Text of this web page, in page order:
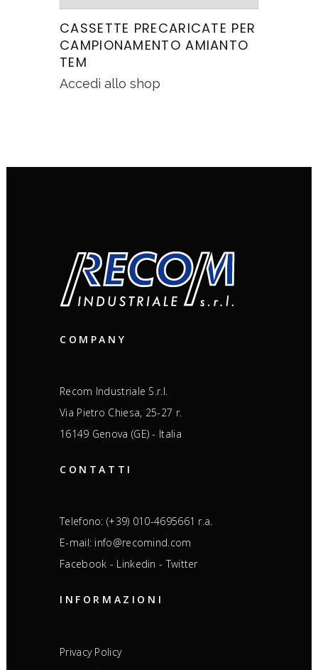
CASSETTE PRECARICATE PER
CAMPIONAMENTO AMIANTO
TEM
Accedi allo shop
COMPANY
Recom Industriale S.r.l.
Via Pietro Chiesa, 25-27 r.
16149 Genova (GE) - Italia
CONTATTI
Telefono: (+39) 010-4695661 r.a.
E-mail: info@recomind.com
Facebook - Linkedin - Twitter
INFORMAZIONI
Privacy Policy